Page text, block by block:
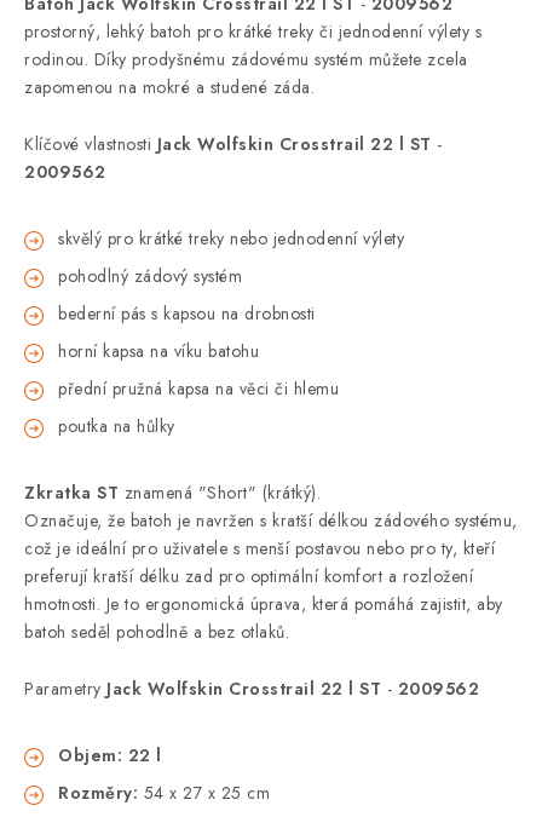
prostorný, lehký batoh pro krátké treky či jednodenní výlety s
rodinou. Díky prodyšnému zádovému systém můžete zcela
zapomenou na mokré a studené záda.
Klíčové vlastnosti Jack Wolfskin Crosstrail 22 l ST -
2009562
skvělý pro krátké treky nebo jednodenní výlety
pohodlný zádový systém
bederní pás s kapsou na drobnosti
horní kapsa na víku batohu
přední pružná kapsa na věci či hlemu
poutka na hůlky
Zkratka ST znamená "Short" (krátký).
Označuje, že batoh je navržen s kratší délkou zádového systému,
což je ideální pro uživatele s menší postavou nebo pro ty, kteří
preferují kratší délku zad pro optimální komfort a rozložení
hmotnosti. Je to ergonomická úprava, která pomáhá zajistit, aby
batoh seděl pohodlně a bez otlaků.
Parametry Jack Wolfskin Crosstrail 22 l ST - 2009562
Objem: 22 l
Rozměry: 54 x 27 x 25 cm